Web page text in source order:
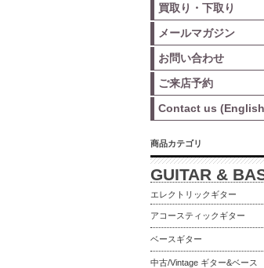
買取り・下取り
メールマガジン
お問い合わせ
ご来店予約
Contact us
商品カテゴリ
GUITAR &
エレクトリックギター
アコースティックギター
ベースギター
中古/Vintage ギター&ベース